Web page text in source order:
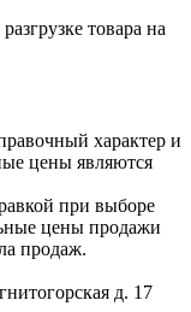
товара на
характер и
цены являются
при выборе
цены продажи
продаж.
д. 17